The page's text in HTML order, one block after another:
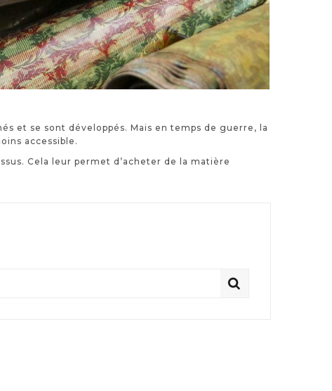
et se sont développés. Mais en temps de guerre, la
accessible.
Cela leur permet d’acheter de la matière